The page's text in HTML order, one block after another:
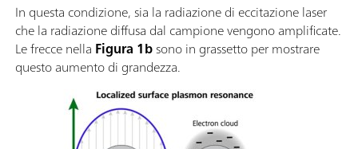
In questa condizione, sia la radiazione di eccitazione laser
che la radiazione diffusa dal campione vengono amplificate.
Le frecce nella Figura 1bsono in grassetto per mostrare
questo aumento di grandezza.